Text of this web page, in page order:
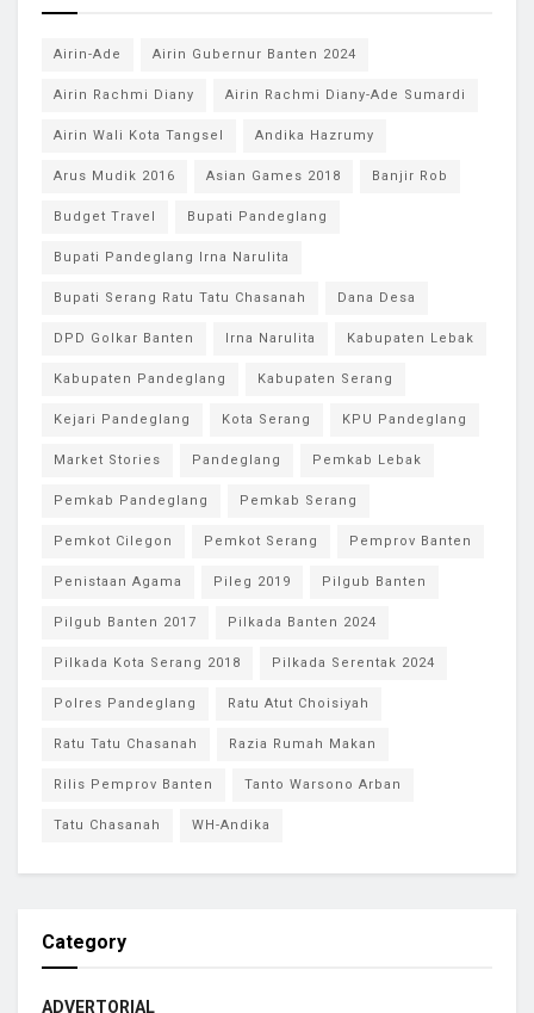
Airin-Ade Airin Gubernur Banten 2024
Airin Rachmi Diany Airin Rachmi Diany-Ade Sumardi
Airin Wali Kota Tangsel Andika Hazrumy
Arus Mudik 2016 Asian Games 2018 Banjir Rob
Budget Travel Bupati Pandeglang
Bupati Pandeglang Irna Narulita
Bupati Serang Ratu Tatu Chasanah Dana Desa
DPD Golkar Banten Irna Narulita Kabupaten Lebak
Kabupaten Pandeglang Kabupaten Serang
Kejari Pandeglang Kota Serang KPU Pandeglang
Market Stories Pandeglang Pemkab Lebak
Pemkab Pandeglang Pemkab Serang
Pemkot Cilegon Pemkot Serang Pemprov Banten
Penistaan Agama Pileg 2019 Pilgub Banten
Pilgub Banten 2017 Pilkada Banten 2024
Pilkada Kota Serang 2018 Pilkada Serentak 2024
Polres Pandeglang Ratu Atut Choisiyah
Ratu Tatu Chasanah Razia Rumah Makan
Rilis Pemprov Banten Tanto Warsono Arban
Tatu Chasanah WH-Andika
Category
ADVERTORIAL